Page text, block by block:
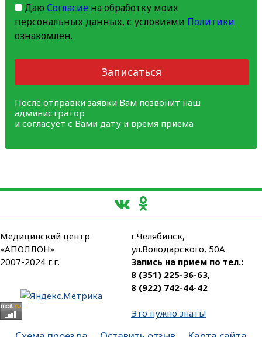
Даю Согласиена обработку моих
персональных данных, с условиями Политики
ознакомлен.
Записаться
После отправки заявки Вам позвонит наш
администратор
и согласует с Вами дату и время приема
Медицинский центр
«АПОЛЛОН»
2007-2024 г.г.
г.Челябинск,
ул.Володарского, 50А
Запись на прием по тел.:
8 (351) 225-36-63,
8 (922) 742-44-42
Это нужно знать!